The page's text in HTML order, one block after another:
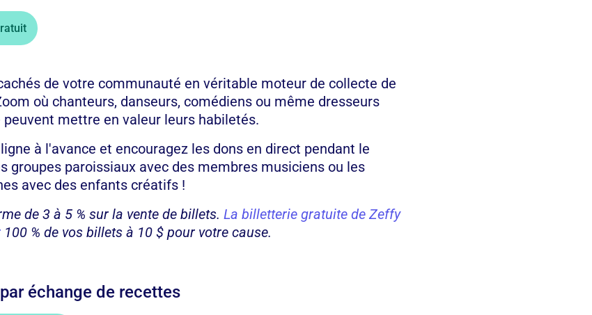
de votre communauté en véritable moteur de collecte de
où chanteurs, danseurs, comédiens ou même dresseurs
mettre en valeur leurs habiletés.
à l'avance et encouragez les dons en direct pendant le
groupes paroissiaux avec des membres musiciens ou les
avec des enfants créatifs !
de 3 à 5 % sur la vente de billets. La billetterie gratuite de Zeffy
100 % de vos billets à 10 $ pour votre cause.
échange de recettes